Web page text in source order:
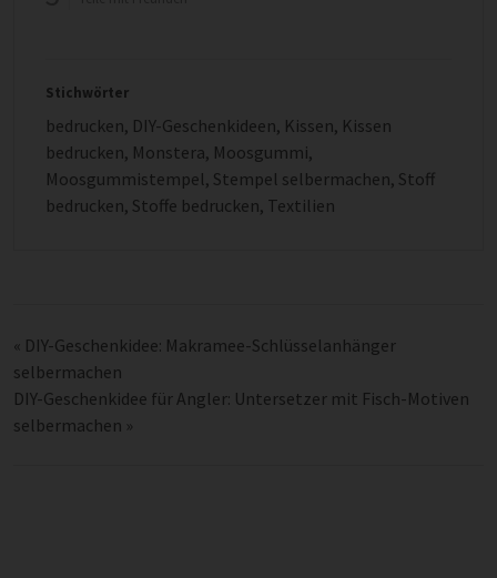
Stichwörter
bedrucken, DIY-Geschenkideen, Kissen, Kissen
bedrucken, Monstera, Moosgummi,
Moosgummistempel, Stempel selbermachen, Stoff
bedrucken, Stoffe bedrucken, Textilien
« DIY-Geschenkidee: Makramee-Schlüsselanhänger
selbermachen
DIY-Geschenkidee für Angler: Untersetzer mit Fisch-Motiven
selbermachen »